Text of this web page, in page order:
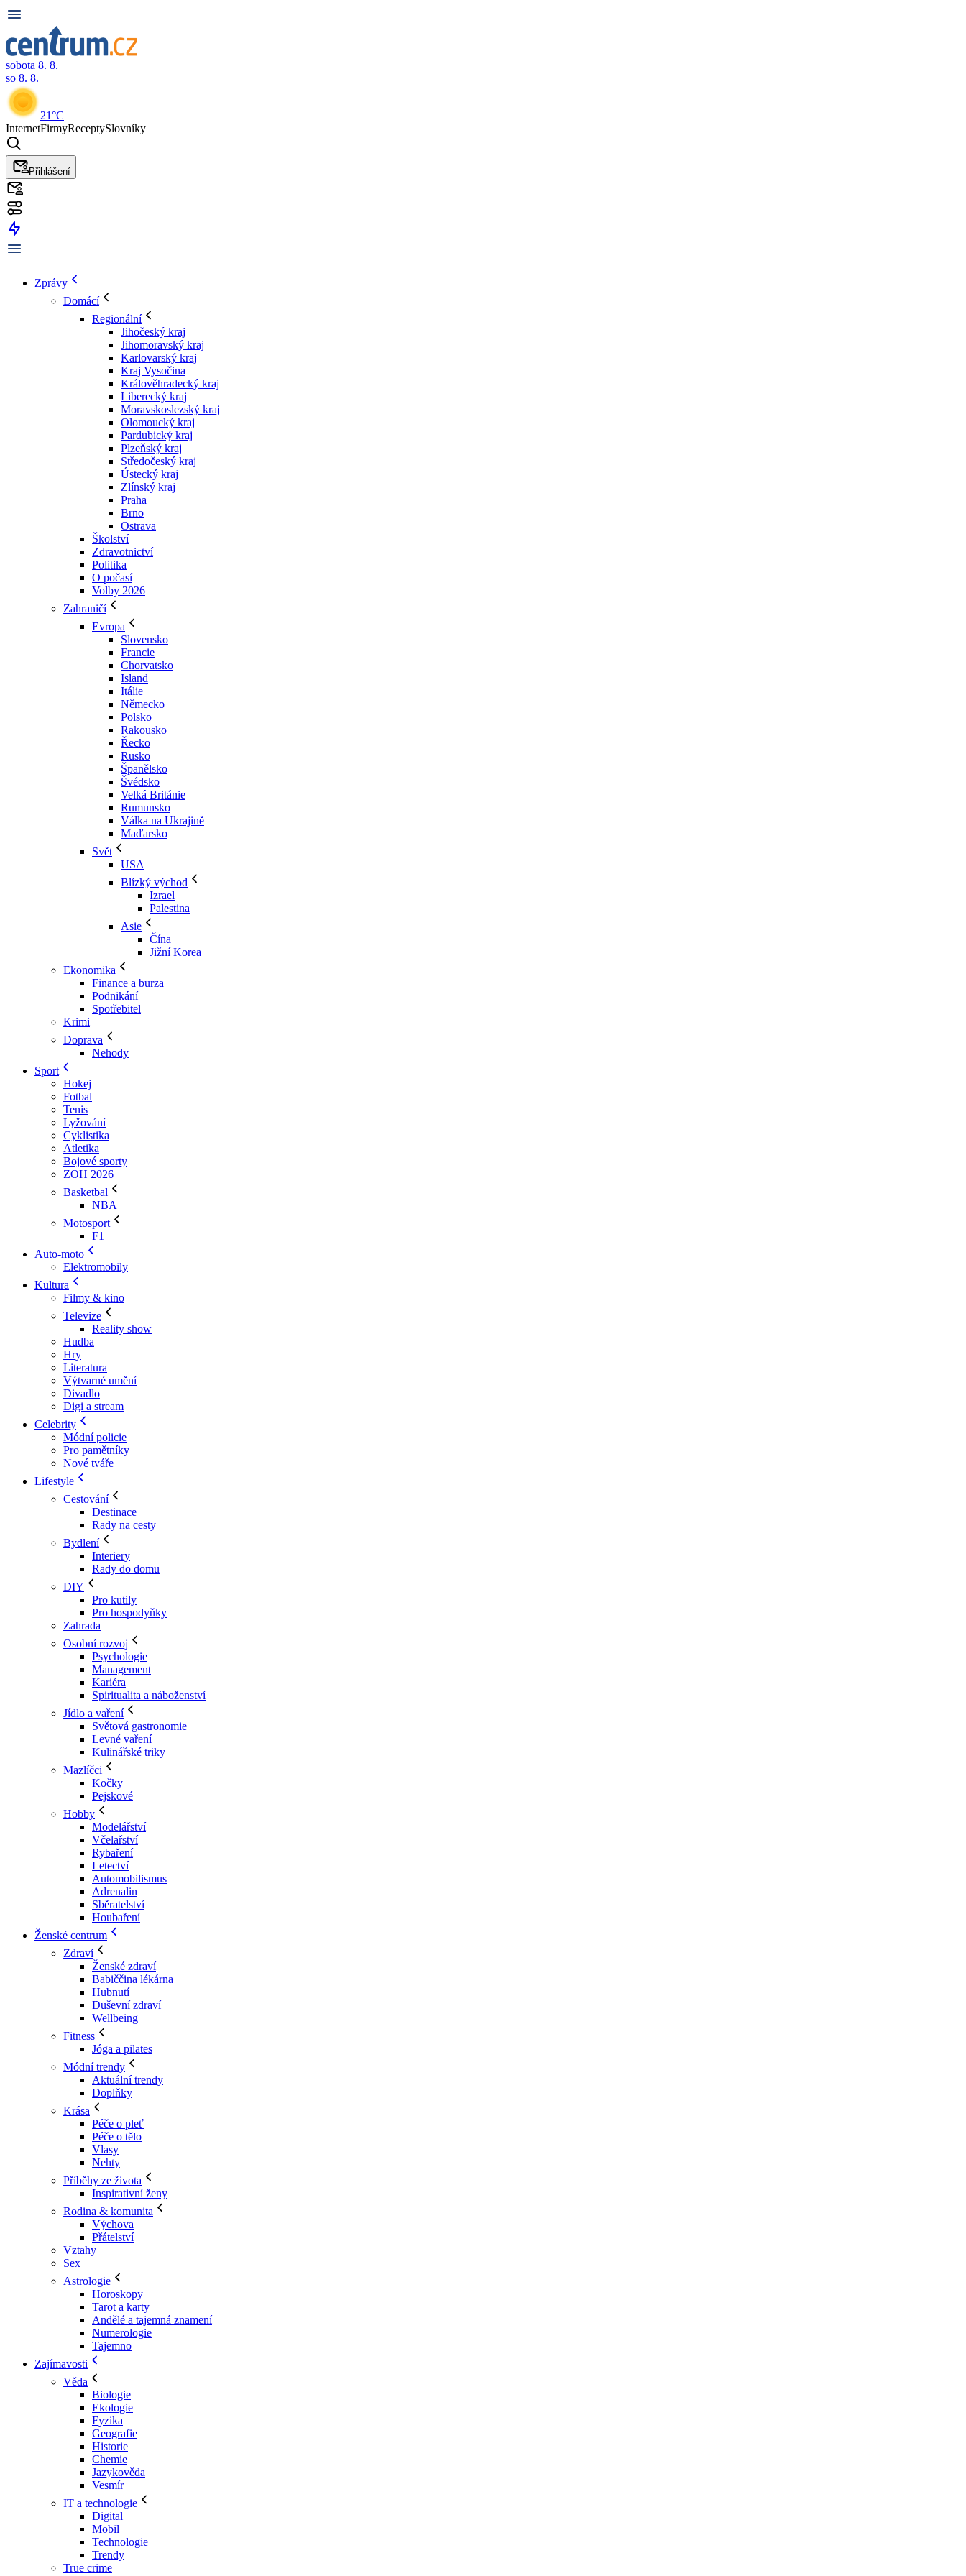
sobota 8. 8.
so 8. 8.
21°C
InternetFirmyReceptySlovníky
Přihlášení
Zprávy
Domácí
Regionální
Jihočeský kraj
Jihomoravský kraj
Karlovarský kraj
Kraj Vysočina
Králověhradecký kraj
Liberecký kraj
Moravskoslezský kraj
Olomoucký kraj
Pardubický kraj
Plzeňský kraj
Středočeský kraj
Ústecký kraj
Zlínský kraj
Praha
Brno
Ostrava
Školství
Zdravotnictví
Politika
O počasí
Volby 2026
Zahraničí
Evropa
Slovensko
Francie
Chorvatsko
Island
Itálie
Německo
Polsko
Rakousko
Řecko
Rusko
Španělsko
Švédsko
Velká Británie
Rumunsko
Válka na Ukrajině
Maďarsko
Svět
USA
Blízký východ
Izrael
Palestina
Asie
Čína
Jižní Korea
Ekonomika
Finance a burza
Podnikání
Spotřebitel
Krimi
Doprava
Nehody
Sport
Hokej
Fotbal
Tenis
Lyžování
Cyklistika
Atletika
Bojové sporty
ZOH 2026
Basketbal
NBA
Motosport
F1
Auto-moto
Elektromobily
Kultura
Filmy & kino
Televize
Reality show
Hudba
Hry
Literatura
Výtvarné umění
Divadlo
Digi a stream
Celebrity
Módní policie
Pro pamětníky
Nové tváře
Lifestyle
Cestování
Destinace
Rady na cesty
Bydlení
Interiery
Rady do domu
DIY
Pro kutily
Pro hospodyňky
Zahrada
Osobní rozvoj
Psychologie
Management
Kariéra
Spiritualita a náboženství
Jídlo a vaření
Světová gastronomie
Levné vaření
Kulinářské triky
Mazlíčci
Kočky
Pejskové
Hobby
Modelářství
Včelařství
Rybaření
Letectví
Automobilismus
Adrenalin
Sběratelství
Houbaření
Ženské centrum
Zdraví
Ženské zdraví
Babiččina lékárna
Hubnutí
Duševní zdraví
Wellbeing
Fitness
Jóga a pilates
Módní trendy
Aktuální trendy
Doplňky
Krása
Péče o pleť
Péče o tělo
Vlasy
Nehty
Příběhy ze života
Inspirativní ženy
Rodina & komunita
Výchova
Přátelství
Vztahy
Sex
Astrologie
Horoskopy
Tarot a karty
Andělé a tajemná znamení
Numerologie
Tajemno
Zajímavosti
Věda
Biologie
Ekologie
Fyzika
Geografie
Historie
Chemie
Jazykověda
Vesmír
IT a technologie
Digital
Mobil
Technologie
Trendy
True crime